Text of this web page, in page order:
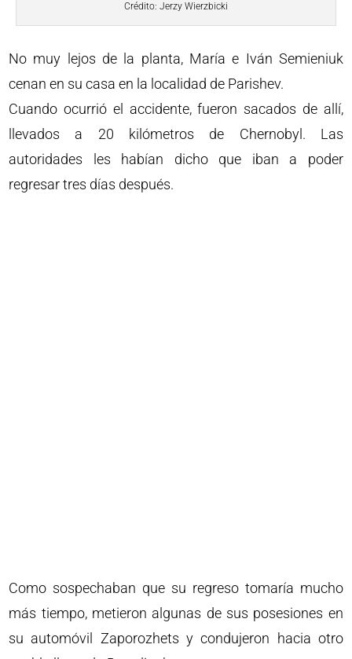
Crédito: Jerzy Wierzbicki
No muy lejos de la planta, María e Iván Semieniuk
cenan en su casa en la localidad de Parishev.
Cuando ocurrió el accidente, fueron sacados de allí,
llevados a 20 kilómetros de Chernobyl. Las
autoridades les habían dicho que iban a poder
regresar tres días después.
Como sospechaban que su regreso tomaría mucho
más tiempo, metieron algunas de sus posesiones en
su automóvil Zaporozhets y condujeron hacia otro